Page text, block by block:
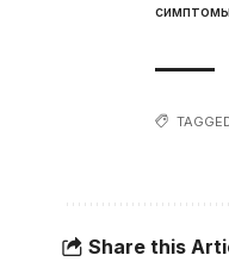
Share this